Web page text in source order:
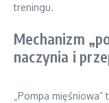
treningu.
Mechanizm
naczynia i
„Pompa